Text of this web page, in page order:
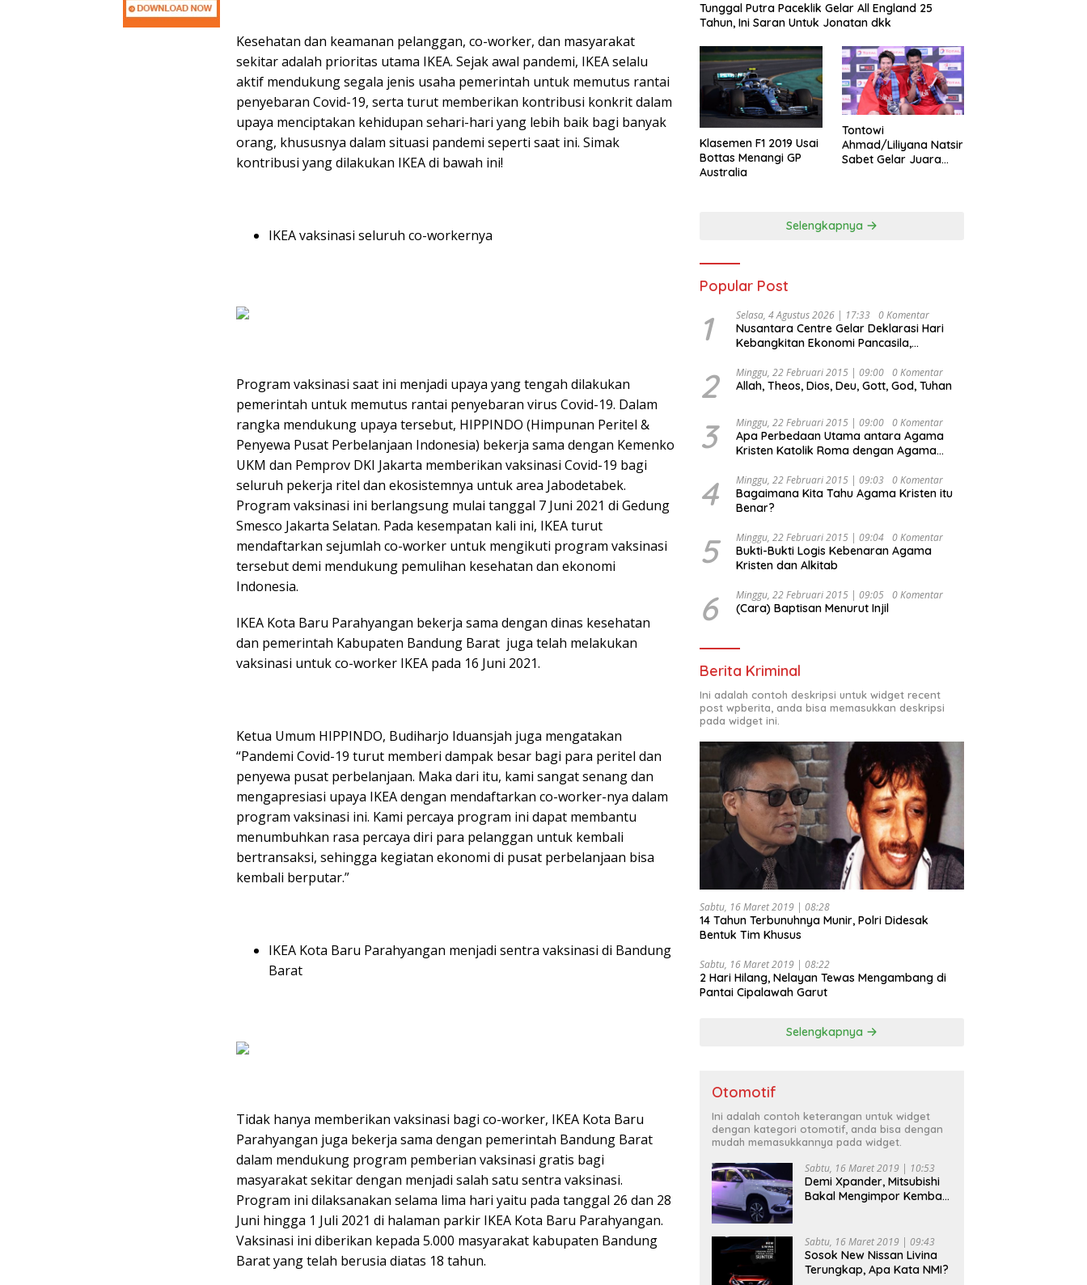
Kesehatan dan keamanan pelanggan, co-worker, dan masyarakat
sekitar adalah prioritas utama IKEA. Sejak awal pandemi, IKEA selalu
aktif mendukung segala jenis usaha pemerintah untuk memutus rantai
penyebaran Covid-19, serta turut memberikan kontribusi konkrit dalam
upaya menciptakan kehidupan sehari-hari yang lebih baik bagi banyak
orang, khususnya dalam situasi pandemi seperti saat ini. Simak
kontribusi yang dilakukan IKEA di bawah ini!
IKEA vaksinasi seluruh co-workernya
Program vaksinasi saat ini menjadi upaya yang tengah dilakukan
pemerintah untuk memutus rantai penyebaran virus Covid-19. Dalam
rangka mendukung upaya tersebut, HIPPINDO (Himpunan Peritel &
Penyewa Pusat Perbelanjaan Indonesia) bekerja sama dengan Kemenko
UKM dan Pemprov DKI Jakarta memberikan vaksinasi Covid-19 bagi
seluruh pekerja ritel dan ekosistemnya untuk area Jabodetabek.
Program vaksinasi ini berlangsung mulai tanggal 7 Juni 2021 di Gedung
Smesco Jakarta Selatan. Pada kesempatan kali ini, IKEA turut
mendaftarkan sejumlah co-worker untuk mengikuti program vaksinasi
tersebut demi mendukung pemulihan kesehatan dan ekonomi
Indonesia.
IKEA Kota Baru Parahyangan bekerja sama dengan dinas kesehatan
dan pemerintah Kabupaten Bandung Barat juga telah melakukan
vaksinasi untuk co-worker IKEA pada 16 Juni 2021.
Ketua Umum HIPPINDO, Budiharjo Iduansjah juga mengatakan
“Pandemi Covid-19 turut memberi dampak besar bagi para peritel dan
penyewa pusat perbelanjaan. Maka dari itu, kami sangat senang dan
mengapresiasi upaya IKEA dengan mendaftarkan co-worker-nya dalam
program vaksinasi ini. Kami percaya program ini dapat membantu
menumbuhkan rasa percaya diri para pelanggan untuk kembali
bertransaksi, sehingga kegiatan ekonomi di pusat perbelanjaan bisa
kembali berputar.”
IKEA Kota Baru Parahyangan menjadi sentra vaksinasi di Bandung
Barat
Tidak hanya memberikan vaksinasi bagi co-worker, IKEA Kota Baru
Parahyangan juga bekerja sama dengan pemerintah Bandung Barat
dalam mendukung program pemberian vaksinasi gratis bagi
masyarakat sekitar dengan menjadi salah satu sentra vaksinasi.
Program ini dilaksanakan selama lima hari yaitu pada tanggal 26 dan 28
Juni hingga 1 Juli 2021 di halaman parkir IKEA Kota Baru Parahyangan.
Vaksinasi ini diberikan kepada 5.000 masyarakat kabupaten Bandung
Barat yang telah berusia diatas 18 tahun.
Tunggal Putra Paceklik Gelar All England 25
Tahun, Ini Saran Untuk Jonatan dkk
Klasemen F1 2019 Usai
Bottas Menangi GP
Australia
Tontowi
Ahmad/Liliyana Natsir
Sabet Gelar Juara
Selengkapnya
Popular Post
1 Selasa, 4 Agustus 2026 | 17:33 0 Komentar
Nusantara Centre Gelar Deklarasi Hari
Kebangkitan Ekonomi Pancasila,
Djojohadikusumo Anti Penjajahan
(Pergolakan Ekonomi Politik Indonesia) &
Undang Perekonomian Nasional dan
Kesejahteraan Sosial dalam Menata
Bangsa Menuju Indonesia Emas 2045”,
2 Minggu, 22 Februari 2015 | 09:00 0 Komentar
Allah, Theos, Dios, Deu, Gott, God, Tuhan
3 Minggu, 22 Februari 2015 | 09:00 0 Komentar
Apa Perbedaan Utama antara Agama
Kristen Katolik Roma dengan Agama
4 Minggu, 22 Februari 2015 | 09:03 0 Komentar
Bagaimana Kita Tahu Agama Kristen itu
Benar?
5 Minggu, 22 Februari 2015 | 09:04 0 Komentar
Bukti-Bukti Logis Kebenaran Agama
Kristen dan Alkitab
6 Minggu, 22 Februari 2015 | 09:05 0 Komentar
(Cara) Baptisan Menurut Injil
Berita Kriminal
Ini adalah contoh deskripsi untuk widget recent
post wpberita, anda bisa memasukkan deskripsi
pada widget ini.
Sabtu, 16 Maret 2019 | 08:28
14 Tahun Terbunuhnya Munir, Polri Didesak
Bentuk Tim Khusus
Sabtu, 16 Maret 2019 | 08:22
2 Hari Hilang, Nelayan Tewas Mengambang di
Pantai Cipalawah Garut
Selengkapnya
Otomotif
Ini adalah contoh keterangan untuk widget
dengan kategori otomotif, anda bisa dengan
mudah memasukkannya pada widget.
Sabtu, 16 Maret 2019 | 10:53
Demi Xpander, Mitsubishi
Bakal Mengimpor Kembali
Sabtu, 16 Maret 2019 | 09:43
Sosok New Nissan Livina
Terungkap, Apa Kata NMI?